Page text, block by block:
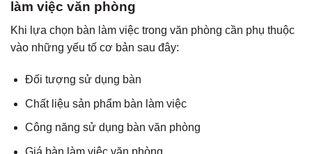
làm việc văn phòng
Khi lựa chọn bàn làm việc trong văn phòng cần phụ thuộc
vào những yếu tố cơ bản sau đây:
Đối tượng sử dụng bàn
Chất liệu sản phẩm bàn làm việc
Công năng sử dụng bàn văn phòng
Giá bàn làm việc văn phòng